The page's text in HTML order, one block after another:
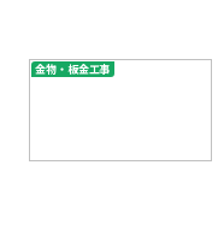
金物・板金工事